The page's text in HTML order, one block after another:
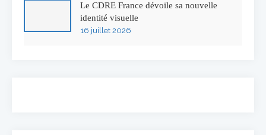
Le CDRE France dévoile sa nouvelle
identité visuelle
16 juillet 2026